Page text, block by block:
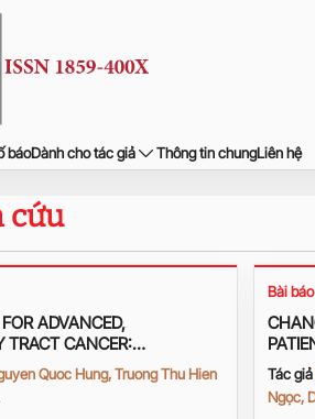
báoDành cho tác giả Thông tin chungLiên hệ
cứu
ADVANCED,
TRACT CANCER:
HOSPITAL
Quoc Hung, Truong Thu Hien
Bài
THE
Tác giả
Ngọc,